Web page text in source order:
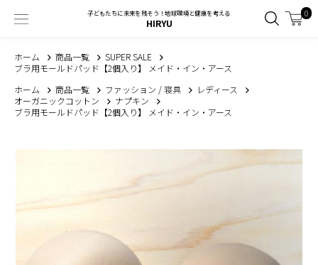
子どもたちに未来を残そう！地球環境と健康を考える
HIRYU
0
ホーム 商品一覧
SUPER SALE
ブラ用モールドパッド【2個入り】 メイド・イン・アース
ホーム
商品一覧 ファッション / 寝具
レディース
オーガニックコットン
ナプキン
ブラ用モールドパッド【2個入り】 メイド・イン・アース